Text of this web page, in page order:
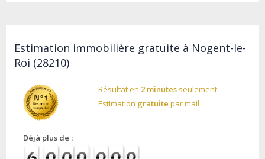
Estimation immobilière gratuite à Nogent-le-
Roi (28210)
Résultat en 2 minutesseulement
Estimation gratuite par mail
Déjà plus de :